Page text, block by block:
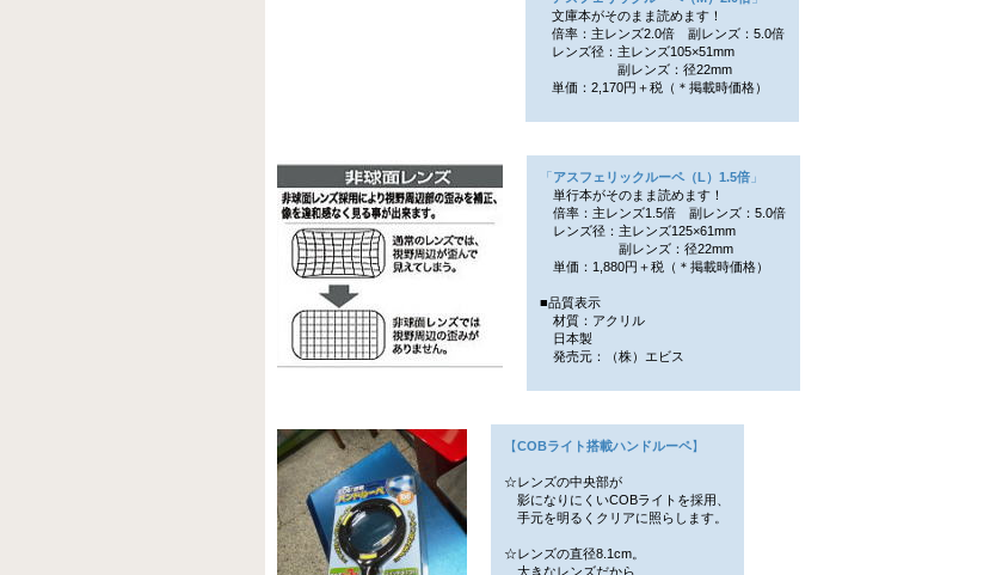
文庫本がそのまま読めます！
倍率：主レンズ2.0倍 副レンズ：5.0倍
レンズ径：主レンズ105×51mm
副レンズ：径22mm
単価：2,170円＋税（＊掲載時価格）
「アスフェリックルーペ（L）1.5倍 」
単行本がそのまま読めます！
倍率：主レンズ1.5倍 副レンズ：5.0倍
レンズ径：主レンズ125×61mm
副レンズ：径22mm
単価：1,880円＋税（＊掲載時価格）
■品質表示
材質：アクリル
日本製
発売元：（株）エビス
【COBライト搭載ハンドルーペ】
☆レンズの中央部が
影になりにくいCOBライトを採用、
手元を明るくクリアに照らします。
☆レンズの直径8.1cm。
大きなレンズだから